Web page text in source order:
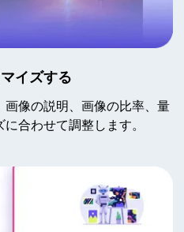
イズする
像の説明、画像の比率、量
合わせて調整します。